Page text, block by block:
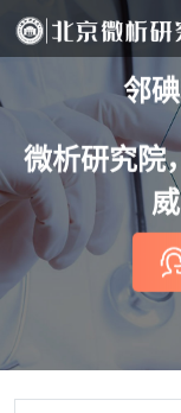
邻
微析研究院